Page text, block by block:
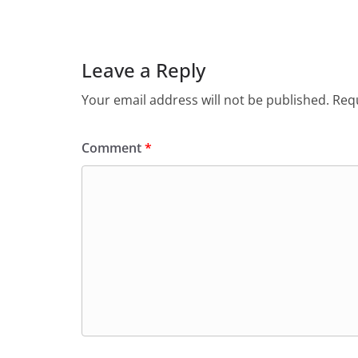
Leave a Reply
Your email address will not be published.
Comment*